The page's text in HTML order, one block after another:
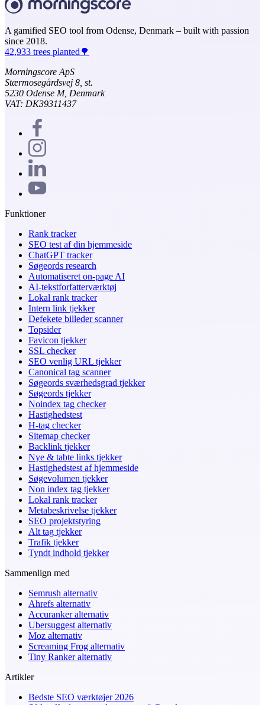
A gamified SEO tool from Odense, Denmark – built with passion
since 2018.
42,933 trees planted🌳
Morningscore ApS
Stærmosegårdsvej 8, st.
5230 Odense M, Denmark
VAT: DK39311437
Funktioner
Rank tracker
SEO test af din hjemmeside
ChatGPT tracker
Søgeords research
Automatiseret on-page AI
AI-tekstforfatterværktøj
Lokal rank tracker
Intern link tjekker
Defekete billeder scanner
Topsider
Favicon tjekker
SSL checker
SEO venlig URL tjekker
Canonical tag scanner
Søgeords sværhedsgrad tjekker
Søgeords tjekker
Noindex tag checker
Hastighedstest
H-tag checker
Sitemap checker
Backlink tjekker
Nye & tabte links tjekker
Hastighedstest af hjemmeside
Søgevolumen tjekker
Non index tag tjekker
Lokal rank tracker
Metabeskrivelse tjekker
SEO projektstyring
Alt tag tjekker
Trafik tjekker
Tyndt indhold tjekker
Sammenlign med
Semrush alternativ
Ahrefs alternativ
Accuranker alternativ
Ubersuggest alternativ
Moz alternativ
Screaming Frog alternativ
Tiny Ranker alternativ
Artikler
Bedste SEO værktøjer 2026